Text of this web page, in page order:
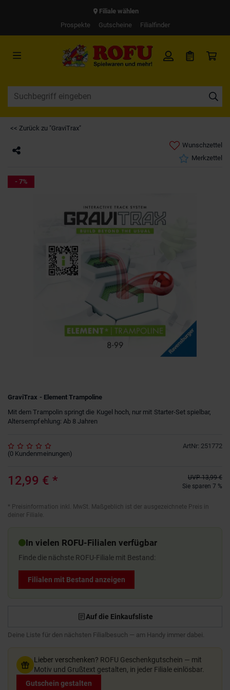
Filiale wählen
Prospekte
Gutscheine Filialfinder
<< Zurück zu "GraviTrax"
Wunschzettel
Merkzettel
- 7%
GraviTrax - Element Trampoline
Mit dem Trampolin springt die Kugel hoch, nur mit Starter-Set spielbar,
Altersempfehlung: Ab 8 Jahren
ArtNr: 251772
(0 Kundenmeinungen)
12,99 € * UVP 13,99 €
Sie sparen 7 %
* Preisinformation inkl. MwSt. Maßgeblich ist der ausgezeichnete Preis in
deiner Filiale.
In vielen ROFU-Filialen verfügbar
Finde die nächste ROFU-Filiale mit Bestand:
Filialen mit Bestand anzeigen
Auf die Einkaufsliste
Deine Liste für den nächsten Filialbesuch — am Handy immer dabei.
Lieber verschenken? ROFU Geschenkgutschein — mit
Motiv und Grußtext gestalten, in jeder Filiale einlösbar.
Gutschein gestalten